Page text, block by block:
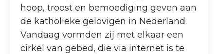
hoop, troost en bemoediging geven aan
de katholieke gelovigen in Nederland.
Vandaag vormden zij met elkaar een
cirkel van gebed, die via internet is te